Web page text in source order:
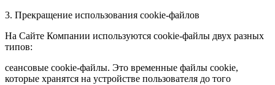
3. Прекращение использования cookie-файлов
На Сайте Компании используются cookie-файлы двух разных
типов:
сеансовые cookie-файлы. Это временные файлы cookie,
которые хранятся на устройстве пользователя до того